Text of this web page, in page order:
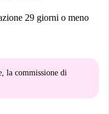
29 giorni o meno
la commissione di